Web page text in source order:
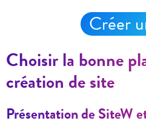
Créer
Choisir la bonne
création de site
Présentation de SiteW